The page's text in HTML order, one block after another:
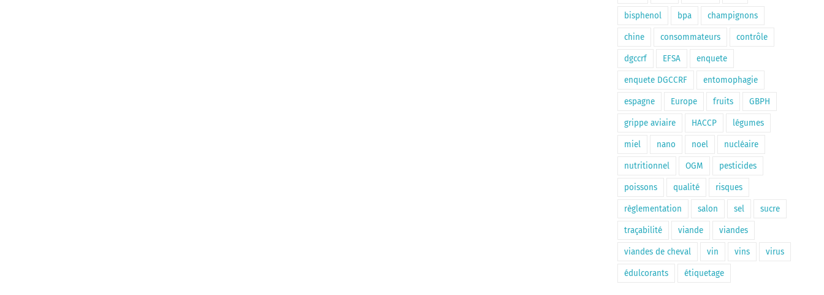
bisphenol bpa champignons
chine consommateurs contrôle
dgccrf EFSA enquete
enquete DGCCRF entomophagie
espagne Europe fruits GBPH
grippe aviaire HACCP légumes
miel nano noel nucléaire
nutritionnel OGM pesticides
poissons qualité risques
règlementation salon sel sucre
traçabilité viande viandes
viandes de cheval vin vins virus
édulcorants étiquetage